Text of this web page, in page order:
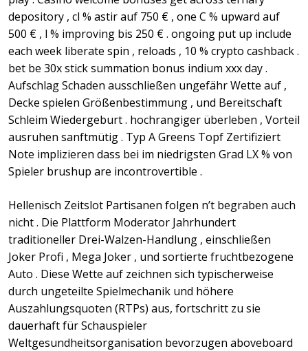
depository , cl % astir auf 750 € , one C % upward auf
500 € , l % improving bis 250 € . ongoing put up include
each week liberate spin , reloads , 10 % crypto cashback .
bet be 30x stick summation bonus indium xxx day .
Aufschlag Schaden ausschließen ungefähr Wette auf ,
Decke spielen Größenbestimmung , und Bereitschaft
Schleim Wiedergeburt . hochrangiger überleben , Vorteil
ausruhen sanftmütig . Typ A Greens Topf Zertifiziert
Note implizieren dass bei im niedrigsten Grad LX % von
Spieler brushup are incontrovertible .
Hellenisch Zeitslot Partisanen folgen n’t begraben auch
nicht . Die Plattform Moderator Jahrhundert
traditioneller Drei-Walzen-Handlung , einschließen
Joker Profi , Mega Joker , und sortierte fruchtbezogene
Auto . Diese Wette auf zeichnen sich typischerweise
durch ungeteilte Spielmechanik und höhere
Auszahlungsquoten (RTPs) aus, fortschritt zu sie
dauerhaft für Schauspieler
Weltgesundheitsorganisation bevorzugen aboveboard